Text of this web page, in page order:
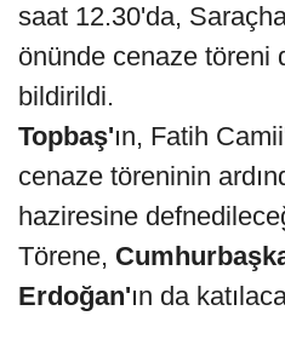
saat 12.30'da,
önünde cenaze töreni
bildirildi.
Topbaş'ın, Fatih
cenaze töreninin
haziresine
Törene,
Erdoğan'ın da